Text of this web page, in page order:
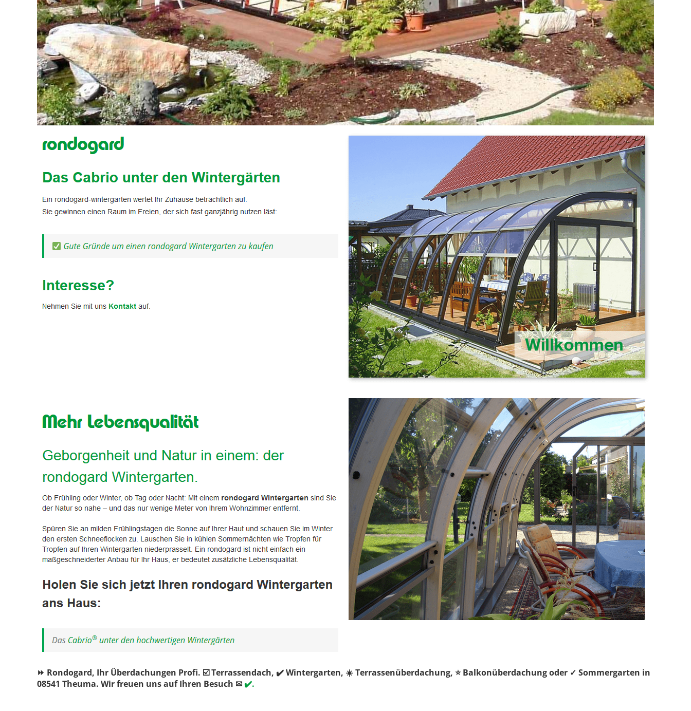
⏩ Rondogard, Ihr Überdachungen Profi. ☑️ Terrassendach, ✔️ Wintergarten, ☀️ Terrassenüberdachung, ⭐ Balkonüberdachung oder ✓ Sommergarten in
08541 Theuma. Wir freuen uns auf Ihren Besuch ✉✔️.